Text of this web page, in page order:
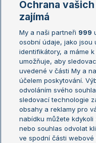
Žebříčky
Žebříček ATP (muži)
Žebříček WTA (ženy)
Sázkařský žebříček
Aktualní trendy
Fotbalové přestupy
Ochrana
zajímá
My a naši partneři 999
osobní údaje, jako jsou
identifikátory, a máme
umožňuje, aby
uvedené v části My a
účelem poskytování.
odvoláním svého
sledovací technologie
obsahy a reklamy pro
nabídku můžete
nebo souhlas odvolat
ve spodní části